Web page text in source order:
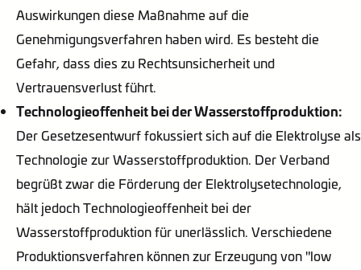
Auswirkungen diese Maßnahme auf die
Genehmigungsverfahren haben wird. Es besteht die
Gefahr, dass dies zu Rechtsunsicherheit und
Vertrauensverlust führt.
Technologieoffenheit bei der Wasserstoffproduktion:
Der Gesetzesentwurf fokussiert sich auf die Elektrolyse als
Technologie zur Wasserstoffproduktion. Der Verband
begrüßt zwar die Förderung der Elektrolysetechnologie,
hält jedoch Technologieoffenheit bei der
Wasserstoffproduktion für unerlässlich. Verschiedene
Produktionsverfahren können zur Erzeugung von "low